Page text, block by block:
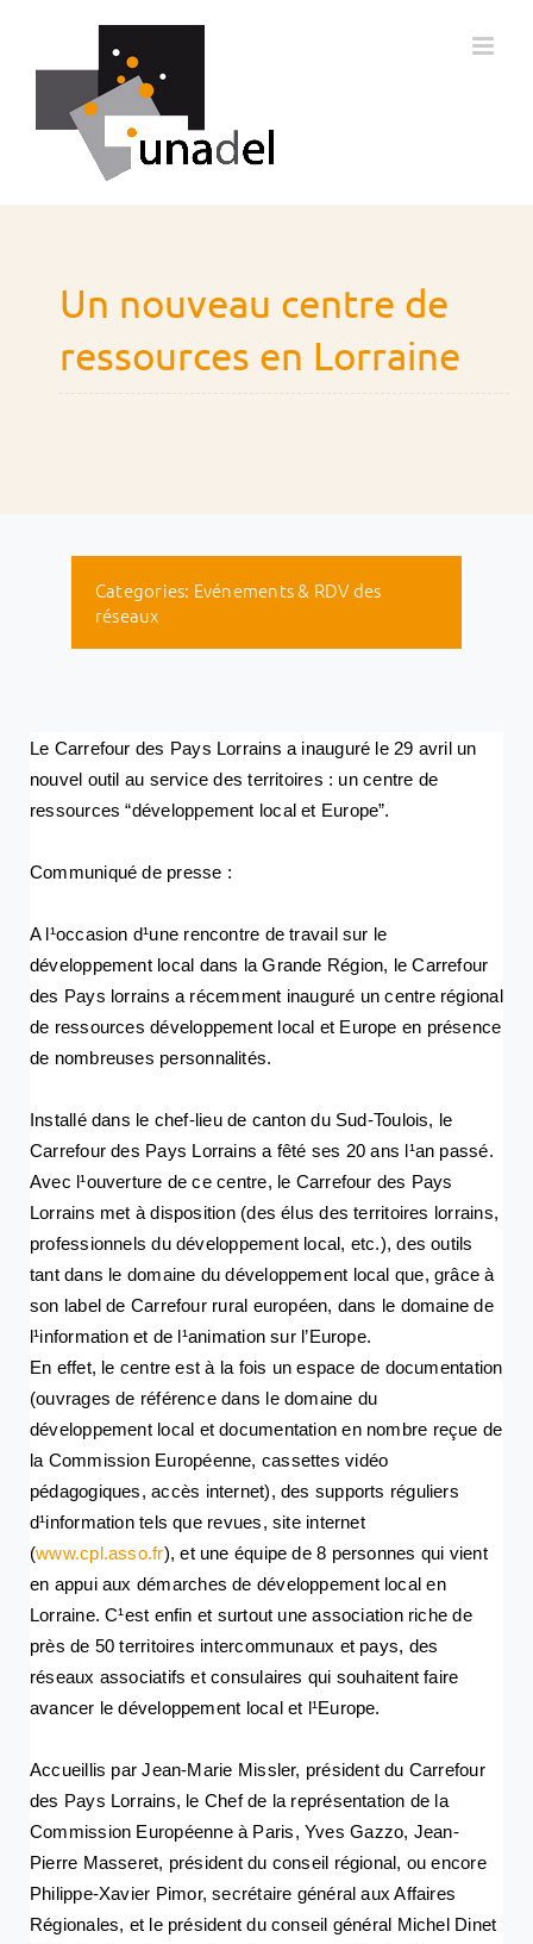
contenu
Un nouveau centre de
ressources en Lorraine
Categories: Evénements & RDV des
réseaux
Le Carrefour des Pays Lorrains a inauguré le 29 avril un
nouvel outil au service des territoires : un centre de
ressources “développement local et Europe”.
Communiqué de presse :
A l¹occasion d¹une rencontre de travail sur le
développement local dans la Grande Région, le Carrefour
des Pays lorrains a récemment inauguré un centre régional
de ressources développement local et Europe en présence
de nombreuses personnalités.
Installé dans le chef-lieu de canton du Sud-Toulois, le
Carrefour des Pays Lorrains a fêté ses 20 ans l¹an passé.
Avec l¹ouverture de ce centre, le Carrefour des Pays
Lorrains met à disposition (des élus des territoires lorrains,
professionnels du développement local, etc.), des outils
tant dans le domaine du développement local que, grâce à
son label de Carrefour rural européen, dans le domaine de
l¹information et de l¹animation sur l’Europe.
En effet, le centre est à la fois un espace de documentation
(ouvrages de référence dans le domaine du
développement local et documentation en nombre reçue de
la Commission Européenne, cassettes vidéo
pédagogiques, accès internet), des supports réguliers
d¹information tels que revues, site internet
(www.cpl.asso.fr), et une équipe de 8 personnes qui vient
en appui aux démarches de développement local en
Lorraine. C¹est enfin et surtout une association riche de
près de 50 territoires intercommunaux et pays, des
réseaux associatifs et consulaires qui souhaitent faire
avancer le développement local et l¹Europe.
Accueillis par Jean-Marie Missler, président du Carrefour
des Pays Lorrains, le Chef de la représentation de la
Commission Européenne à Paris, Yves Gazzo, Jean-
Pierre Masseret, président du conseil régional, ou encore
Philippe-Xavier Pimor, secrétaire général aux Affaires
Régionales, et le président du conseil général Michel Dinet